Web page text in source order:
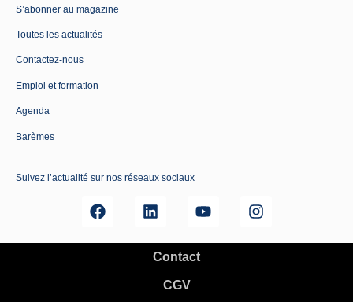
S’abonner au magazine
Toutes les actualités
Contactez-nous
Emploi et formation
Agenda
Barèmes
Suivez l’actualité sur nos réseaux sociaux
Contact
CGV